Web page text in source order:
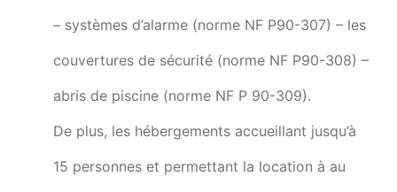
– systèmes d’alarme (norme NF P90-307) – les
couvertures de sécurité (norme NF P90-308) –
abris de piscine (norme NF P 90-309).
De plus, les hébergements accueillant jusqu’à
15 personnes et permettant la location à au